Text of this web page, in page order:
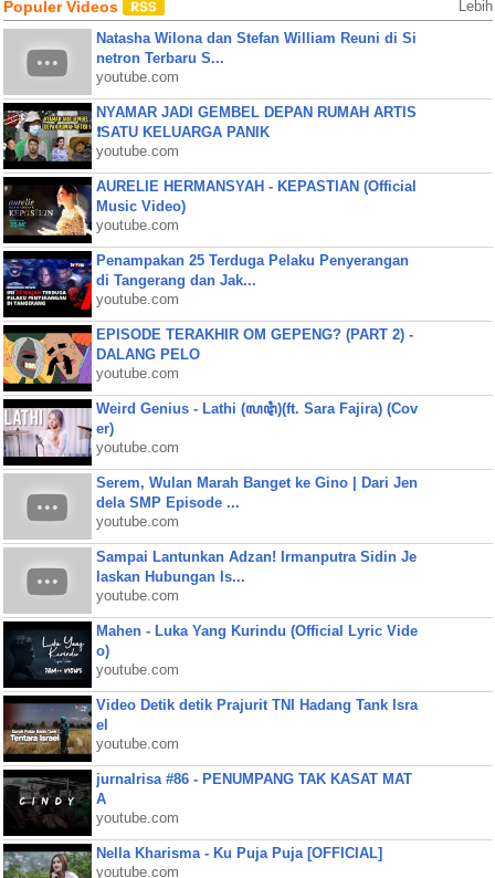
Populer Videos Lebih
Natasha Wilona dan Stefan William Reuni di Si
netron Terbaru S...
youtube.com
NYAMAR JADI GEMBEL DEPAN RUMAH ARTIS
❗SATU KELUARGA PANIK
youtube.com
AURELIE HERMANSYAH - KEPASTIAN (Official
Music Video)
youtube.com
Penampakan 25 Terduga Pelaku Penyerangan
di Tangerang dan Jak...
youtube.com
EPISODE TERAKHIR OM GEPENG? (PART 2) -
DALANG PELO
youtube.com
Weird Genius - Lathi (ꦭꦛꦶ)(ft. Sara Fajira) (Cov
er)
youtube.com
Serem, Wulan Marah Banget ke Gino | Dari Jen
dela SMP Episode ...
youtube.com
Sampai Lantunkan Adzan! Irmanputra Sidin Je
laskan Hubungan Is...
youtube.com
Mahen - Luka Yang Kurindu (Official Lyric Vide
o)
youtube.com
Video Detik detik Prajurit TNI Hadang Tank Isra
el
youtube.com
jurnalrisa #86 - PENUMPANG TAK KASAT MAT
A
youtube.com
Nella Kharisma - Ku Puja Puja [OFFICIAL]
youtube.com